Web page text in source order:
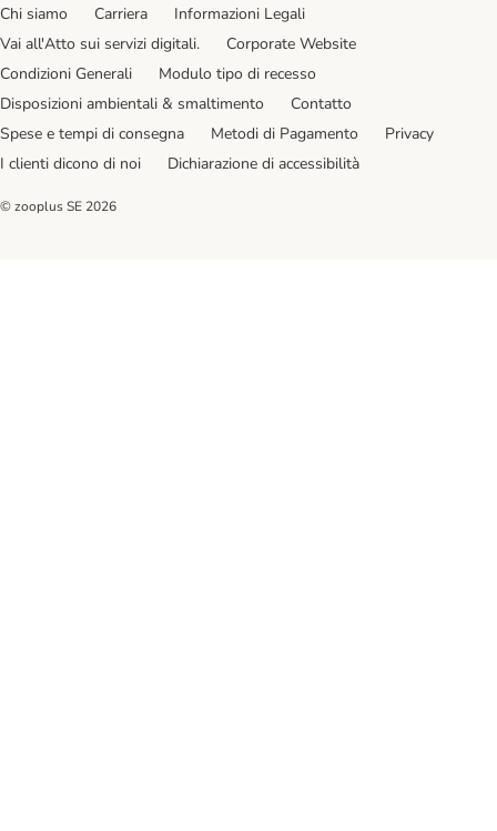
Chi siamo Carriera
Informazioni Legali
Vai all'Atto sui servizi digitali.
Corporate Website
Condizioni Generali
Modulo tipo di recesso
Disposizioni ambientali & smaltimento
Contatto
Spese e tempi di consegna
Metodi di Pagamento
Privacy
I clienti dicono di noi
Dichiarazione di accessibilità
© zooplus SE 2026